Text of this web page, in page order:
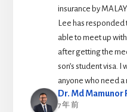
insurance by
Lee has responded
able to meet up
after getting the
son’s student visa.
anyone who need
Dr. Md Mamunor
7 年 前